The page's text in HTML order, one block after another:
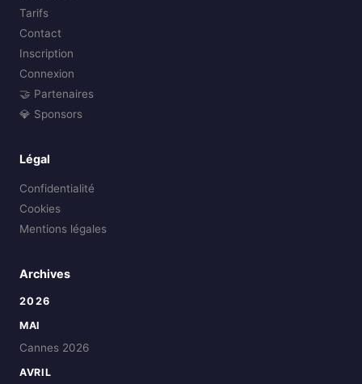
Tarifs
Contact
Inscription
Connexion
🤝 Partenaires
💎 Sponsors
Légal
Confidentialité
Cookies
Mentions légales
Archives
2026
MAI
Cannes 2026
AVRIL